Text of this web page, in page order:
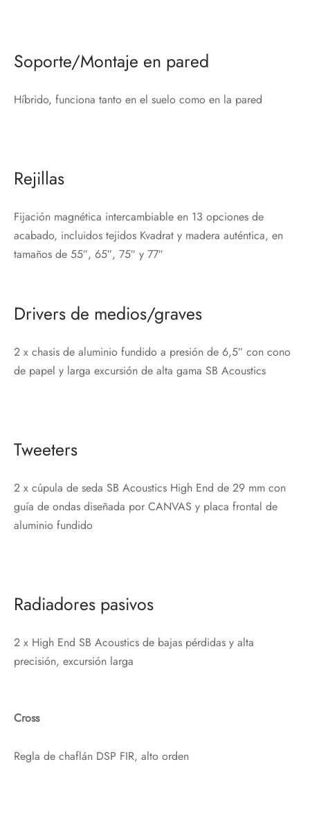
Soporte/Montaje en pared
Híbrido, funciona tanto en el suelo como en la pared
Rejillas
Fijación magnética intercambiable en 13 opciones de
acabado, incluidos tejidos Kvadrat y madera auténtica, en
tamaños de 55″, 65″, 75″ y 77″
Drivers de medios/graves
2 x chasis de aluminio fundido a presión de 6,5″ con cono
de papel y larga excursión de alta gama SB Acoustics
Tweeters
2 x cúpula de seda SB Acoustics High End de 29 mm con
guía de ondas diseñada por CANVAS y placa frontal de
aluminio fundido
Radiadores pasivos
2 x High End SB Acoustics de bajas pérdidas y alta
precisión, excursión larga
Cross
Regla de chaflán DSP FIR, alto orden